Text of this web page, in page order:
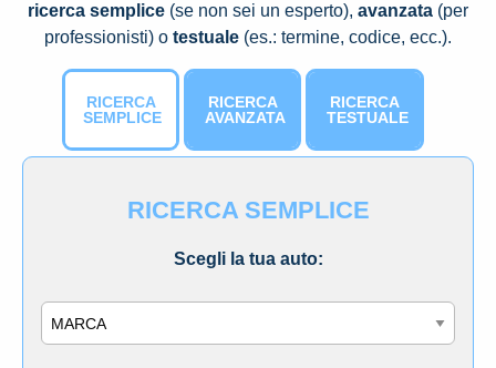
ricerca semplice (se non sei un esperto), avanzata (per
professionisti) o testuale (es.: termine, codice, ecc.).
RICERCA
SEMPLICE
RICERCA
AVANZATA
RICERCA
TESTUALE
RICERCA SEMPLICE
Scegli la tua auto: